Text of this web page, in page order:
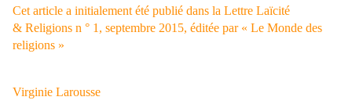
Cet article a initialement été publié dans la Lettre Laïcité
& Religions n ° 1, septembre 2015, éditée par « Le Monde des
religions »
Virginie Larousse